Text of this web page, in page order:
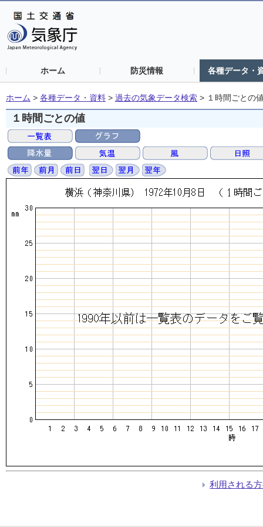
ホーム 防災情報 各種データ・
ホーム > 各種データ・資料 > 過去の気象データ検索 > １時間ごとの
１時間ごとの値
利用される